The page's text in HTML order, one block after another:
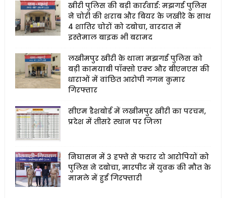
खीरी पुलिस की बड़ी कार्रवाई: मझगई पुलिस
ने चोरी की शराब और बियर के जखीरे के साथ
4 शातिर चोरों को दबोचा, वारदात में
इस्तेमाल बाइक भी बरामद
लखीमपुर खीरी के थाना मझगई पुलिस को
बड़ी कामयाबी पॉक्सो एक्ट और बीएनएस की
धाराओं में वांछित आरोपी गगन कुमार
गिरफ्तार
सीएम डैशबोर्ड में लखीमपुर खीरी का परचम,
प्रदेश में तीसरे स्थान पर जिला
निघासन में 3 हफ्ते से फरार दो आरोपियों को
पुलिस ने दबोचा, मारपीट में युवक की मौत के
मामले में हुई गिरफ्तारी